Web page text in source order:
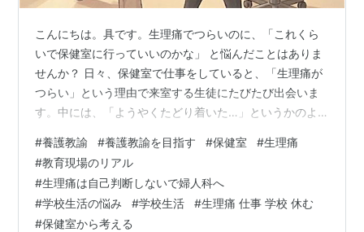
こんにちは。具です。生理痛でつらいのに、「これくら
いで保健室に行っていいのかな」 と悩んだことはありま
せんか？ 日々、保健室で仕事をしていると、「生理痛が
つらい」という理由で来室する生徒にたびたび出会いま
す。中には、「ようやくたどり着いた…」というかのよ
生徒も。 ーー何度も行ったら迷惑かも。 ーー甘えだと思
われたらどうしよう。 生徒と話していて、生理痛で保健
室へ行くことはダメなんじゃないかと思っている子がい
ることがわかりました。実際に「生理痛くらいで」と言
われた経験がある子もいれば、「なんとなく」そう思い
#養護教諭 #養護教諭を目指す #保健室 #生理痛
#教育現場のリアル
#生理痛は自己判断しないで婦人科へ
#学校生活の悩み #学校生活 #生理痛 仕事 学校 休む
#保健室から考える